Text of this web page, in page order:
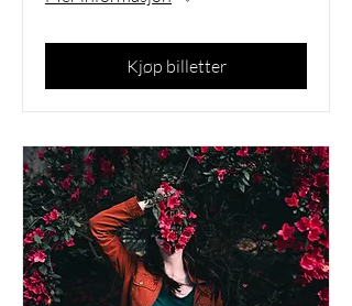
Kjøp billetter